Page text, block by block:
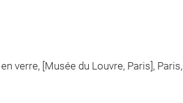
verre, [Musée du Louvre, Paris], Paris,